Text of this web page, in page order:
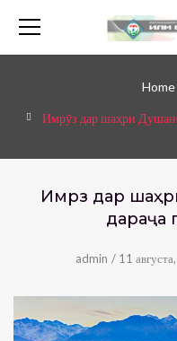
Home
Имрӯз дар шаҳри
Имрӯз дар
дараҷа
admin / 11